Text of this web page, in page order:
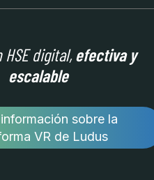
HSE digital,efectiva y
escalable
sobre la
VR de Ludus